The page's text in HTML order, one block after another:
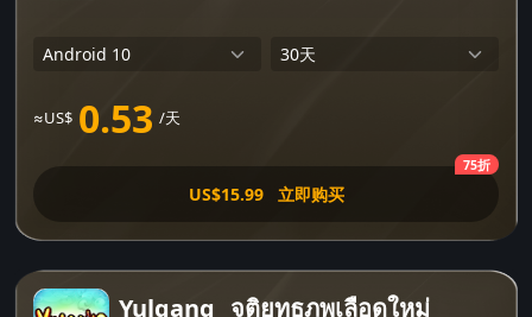
≈US$ 0.53 /天
US$15.99 立即购买
75折
Yulgang_ จุติยุทธภพเลือดใหม่